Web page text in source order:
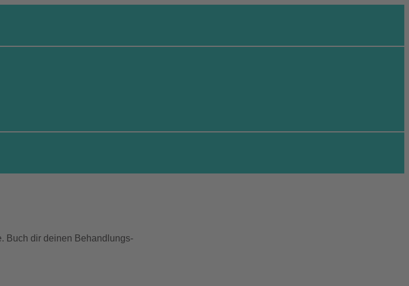
Buch dir deinen Behandlungs-